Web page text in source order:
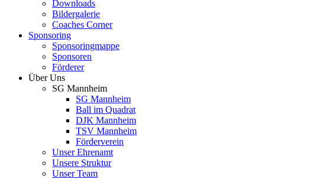
Downloads
Bildergalerie
Coaches Corner
Sponsoring
Sponsoringmappe
Sponsoren
Förderer
Über Uns
SG Mannheim
SG Mannheim
Ball im Quadrat
DJK Mannheim
TSV Mannheim
Förderverein
Unser Ehrenamt
Unsere Struktur
Unser Team